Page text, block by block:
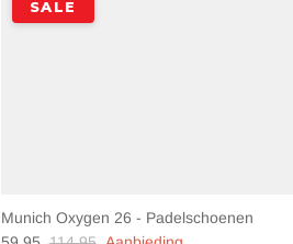
SALE
Munich Oxygen 26 - Padelschoenen